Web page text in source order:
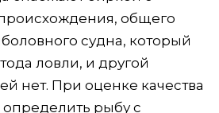
общего
судна, который
ловли, и другой
нет. При оценке качества
рыбу с